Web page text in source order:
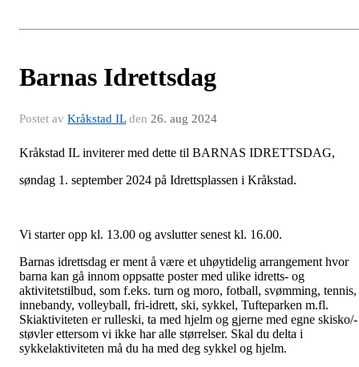
Barnas Idrettsdag
Postet av Kråkstad ILden 26. aug 2024
Kråkstad IL inviterer med dette til BARNAS IDRETTSDAG,
søndag 1. september 2024 på Idrettsplassen i Kråkstad.
Vi starter opp kl. 13.00 og avslutter senest kl. 16.00.
Barnas idrettsdag er ment å være et uhøytidelig arrangement hvor
barna kan gå innom oppsatte poster med ulike idretts- og
aktivitetstilbud, som f.eks. turn og moro, fotball, svømming, tennis,
innebandy, volleyball, fri-idrett, ski, sykkel, Tufteparken m.fl.
Skiaktiviteten er rulleski, ta med hjelm og gjerne med egne skisko/-
støvler ettersom vi ikke har alle størrelser. Skal du delta i
sykkelaktiviteten må du ha med deg sykkel og hjelm.